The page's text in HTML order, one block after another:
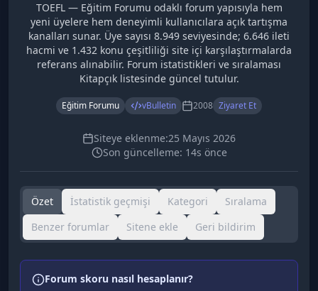
TOEFL — Eğitim Forumu odaklı forum yapısıyla hem
yeni üyelere hem deneyimli kullanıcılara açık tartışma
kanalları sunar. Üye sayısı 8.949 seviyesinde; 6.646 ileti
hacmi ve 1.432 konu çeşitliliği site içi karşılaştırmalarda
referans alınabilir. Forum istatistikleri ve sıralaması
Kitapçık listesinde güncel tutulur.
Eğitim Forumu vBulletin 2008 Ziyaret Et
Siteye eklenme:25 Mayıs 2026
Son güncelleme: 14s önce
Özet İstatistik geçmişi Kategori
Sıralama
Benzer forumlar
Sitene ekle Geri bildirim
Forum skoru nasıl hesaplanır?